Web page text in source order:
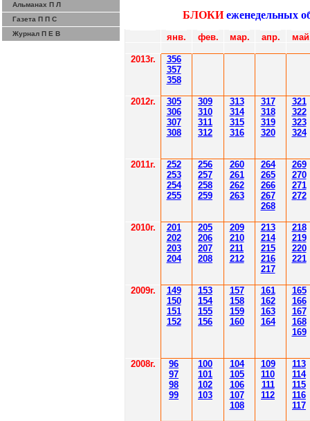
Альманах П Л
Газета П П С
Журнал П Е В
БЛОКИ еженедельных
янв. фев. мар. апр.
2013г.
356
357
358
2012г. 305
306
307
308
309
310
311
312
313
314
315
316
317
318
319
320
321
322
323
324
2011г.
252
253
254
255
256
257
258
259
260
261
262
263
264
265
266
267
268
269
270
271
272
2010г.
201
202
203
204
205
206
207
208
209
210
211
212
213
214
215
216
217
218
219
220
221
2009г.
149
150
151
152
153
154
155
156
157
158
159
160
161
162
163
164
165
166
167
168
169
2008г.
96
97
98
99
100
101
102
103
104
105
106
107
108
109
110
111
112
113
114
115
116
117